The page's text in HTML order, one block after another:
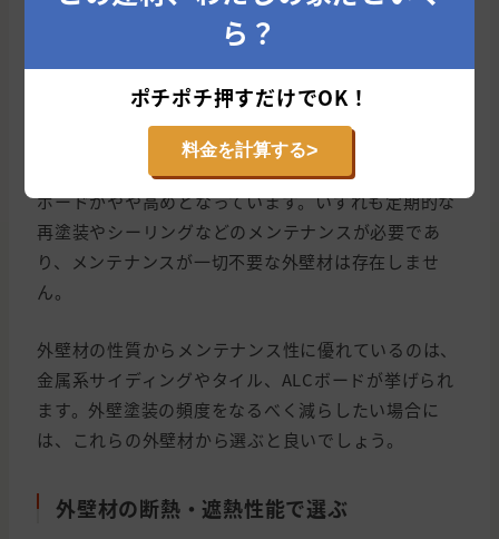
外壁材を選択するのが大切です。
外壁材の耐久性・メンテナンス性で選ぶ
外壁材の耐久性は、窯業系サイディングとモルタル外
壁がやや低めで、樹脂系サイディングやタイル、ALC
ボードがやや高めとなっています。いずれも定期的な
再塗装やシーリングなどのメンテナンスが必要であ
り、メンテナンスが一切不要な外壁材は存在しませ
ん。
外壁材の性質からメンテナンス性に優れているのは、
金属系サイディングやタイル、ALCボードが挙げられ
ます。外壁塗装の頻度をなるべく減らしたい場合に
は、これらの外壁材から選ぶと良いでしょう。
外壁材の断熱・遮熱性能で選ぶ
ら？
ポチポチ押すだけでOK！
料金を計算する>